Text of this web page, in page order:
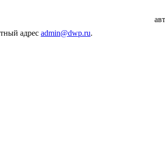
адрес admin@dwp.ru.